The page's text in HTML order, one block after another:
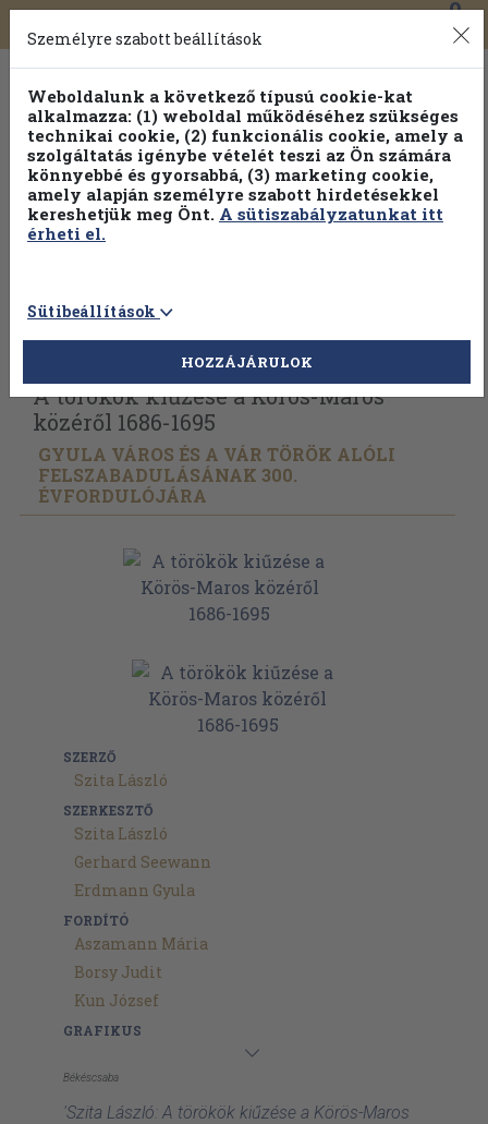
Toggle
navigation
0
Vissza az előző oldalra Válasszon példányt
A törökök kiűzése a Körös-Maros
közéről 1686-1695
GYULA VÁROS ÉS A VÁR TÖRÖK ALÓLI
FELSZABADULÁSÁNAK 300.
ÉVFORDULÓJÁRA
SZERZŐ
Szita László
SZERKESZTŐ
Szita László
Gerhard Seewann
Erdmann Gyula
FORDÍTÓ
Aszamann Mária
Borsy Judit
Kun József
GRAFIKUS
Békéscsaba
'Szita László: A törökök kiűzése a Körös-Maros
Személyre szabott beállítások
Weboldalunk a következő típusú cookie-kat
alkalmazza: (1) weboldal működéséhez szükséges
technikai cookie, (2) funkcionális cookie, amely a
szolgáltatás igénybe vételét teszi az Ön számára
könnyebbé és gyorsabbá, (3) marketing cookie,
amely alapján személyre szabott hirdetésekkel
kereshetjük meg Önt. A sütiszabályzatunkat itt
érheti el.
Sütibeállítások
HOZZÁJÁRULOK